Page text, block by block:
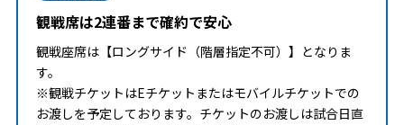
観戦席は2連番まで確約で安心
観戦座席は【ロングサイド（階層指定不可）】となりま
す。
※観戦チケットはEチケットまたはモバイルチケットでの
お渡しを予定しております。チケットのお渡しは試合日直